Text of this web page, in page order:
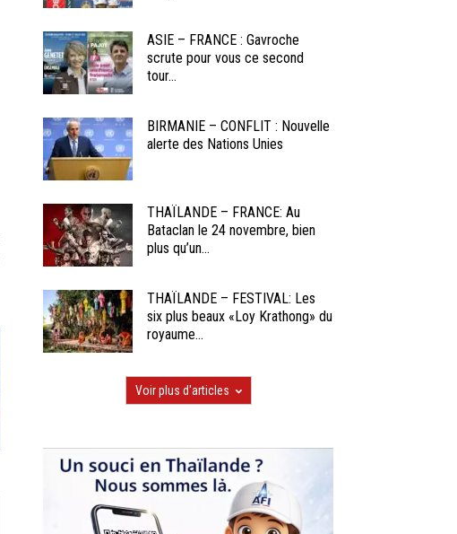
ASIE – FRANCE : Gavroche
scrute pour vous ce second
tour...
BIRMANIE – CONFLIT : Nouvelle
alerte des Nations Unies
THAÏLANDE – FRANCE: Au
Bataclan le 24 novembre, bien
plus qu’un...
THAÏLANDE – FESTIVAL: Les
six plus beaux «Loy Krathong» du
royaume...
Voir plus d'articles